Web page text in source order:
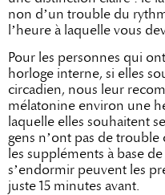
non d’un trouble du
l’heure à laquelle vous
Pour les personnes qui
horloge interne, si elles
circadien, nous leur
mélatonine environ une
laquelle elles souhaitent
gens n’ont pas de
les suppléments à base
s’endormir peuvent les
juste 15 minutes avant.